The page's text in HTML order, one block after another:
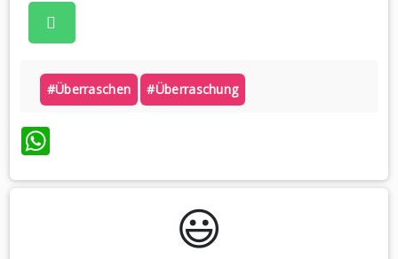
#überraschen #überraschung
WhatsApp
😃️